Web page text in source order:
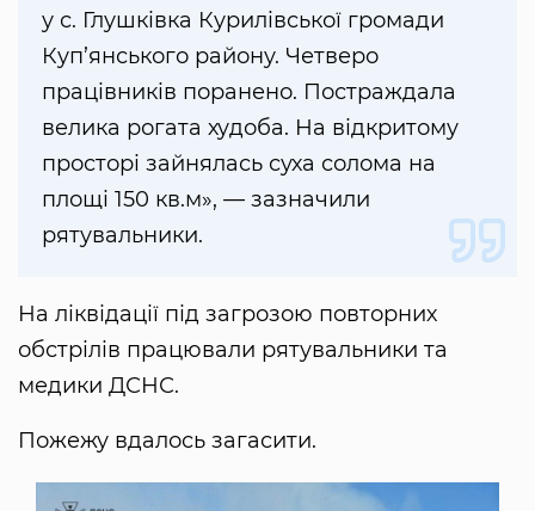
у с. Глушківка Курилівської громади
Куп’янського району. Четверо
працівників поранено. Постраждала
велика рогата худоба. На відкритому
просторі зайнялась суха солома на
площі 150 кв.м», — зазначили
рятувальники.
На ліквідації під загрозою повторних
обстрілів працювали рятувальники та
медики ДСНС.
Пожежу вдалось загасити.